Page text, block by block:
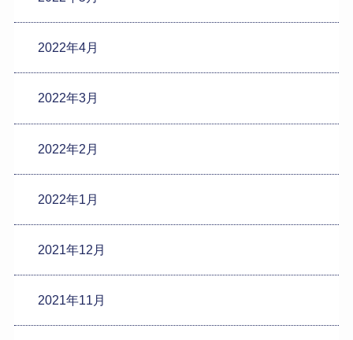
2022年4月
2022年3月
2022年2月
2022年1月
2021年12月
2021年11月